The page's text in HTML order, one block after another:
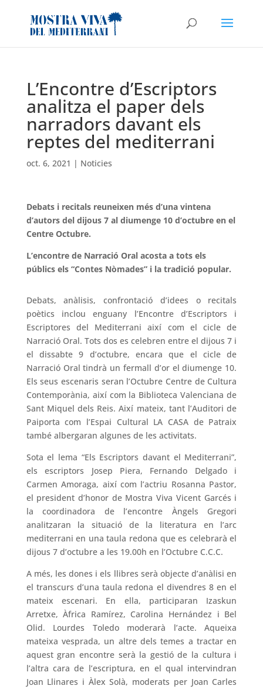
L’Encontre d’Escriptors
analitza el paper dels
narradors davant els
reptes del mediterrani
oct. 6, 2021 | Noticies
Debats i recitals reuneixen més d’una vintena
d’autors del dijous 7 al diumenge 10 d’octubre en el
Centre Octubre.
L’encontre de Narració Oral acosta a tots els
públics els “Contes Nòmades” i la tradició popular.
Debats, anàlisis, confrontació d’idees o recitals
poètics inclou enguany l’Encontre d’Escriptors i
Escriptores del Mediterrani així com el cicle de
Narració Oral. Tots dos es celebren entre el dijous 7 i
el dissabte 9 d’octubre, encara que el cicle de
Narració Oral tindrà un fermall d’or el diumenge 10.
Els seus escenaris seran l’Octubre Centre de Cultura
Contemporània, així com la Biblioteca Valenciana de
Sant Miquel dels Reis. Així mateix, tant l’Auditori de
Paiporta com l’Espai Cultural LA CASA de Patraix
també albergaran algunes de les activitats.
Sota el lema “Els Escriptors davant el Mediterrani”,
els escriptors Josep Piera, Fernando Delgado i
Carmen Amoraga, així com l’actriu Rosanna Pastor,
el president d’honor de Mostra Viva Vicent Garcés i
la coordinadora de l’encontre Àngels Gregori
analitzaran la situació de la literatura en l’arc
mediterrani en una taula redona que es celebrarà el
dijous 7 d’octubre a les 19.00h en l’Octubre C.C.C.
A més, les dones i els llibres serà objecte d’anàlisi en
el transcurs d’una taula redona el divendres 8 en el
mateix escenari. En ella, participaran Izaskun
Arretxe, Àfrica Ramírez, Carolina Hernández i Bel
Olid. Lourdes Toledo moderarà l’acte. Aqueixa
mateixa vesprada, un altre dels temes a tractar en
aquest gran encontre serà la gestió de la cultura i
l’altra cara de l’escriptura, en el qual intervindran
Joan Llinares i Àlex Solà, moderats per Joan Carles